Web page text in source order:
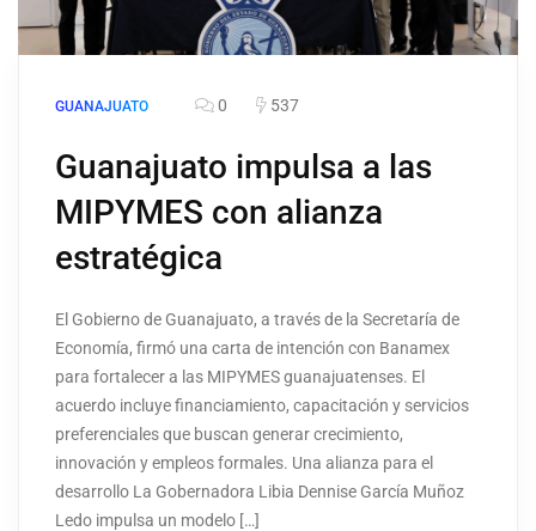
GUANAJUATO 0 537
Guanajuato impulsa a las
MIPYMES con alianza
estratégica
El Gobierno de Guanajuato, a través de la Secretaría de
Economía, firmó una carta de intención con Banamex
para fortalecer a las MIPYMES guanajuatenses. El
acuerdo incluye financiamiento, capacitación y servicios
preferenciales que buscan generar crecimiento,
innovación y empleos formales. Una alianza para el
desarrollo La Gobernadora Libia Dennise García Muñoz
Ledo impulsa un modelo […]